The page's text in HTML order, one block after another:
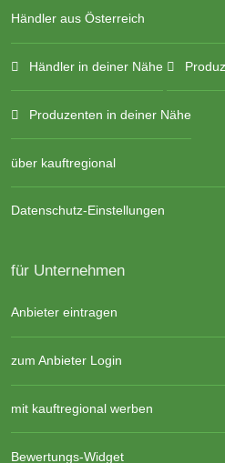
Händler aus Österreich
Händler in deiner Nähe
Produzenten in deiner Nähe
über kauftregional
Datenschutz-Einstellungen
für Unternehmen
Anbieter eintragen
zum Anbieter Login
mit kauftregional werben
Bewertungs-Widget